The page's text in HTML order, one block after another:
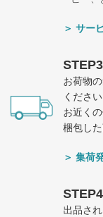
＞ サー
お荷物
くださ
お近く
梱包し
＞ 集荷
出品さ